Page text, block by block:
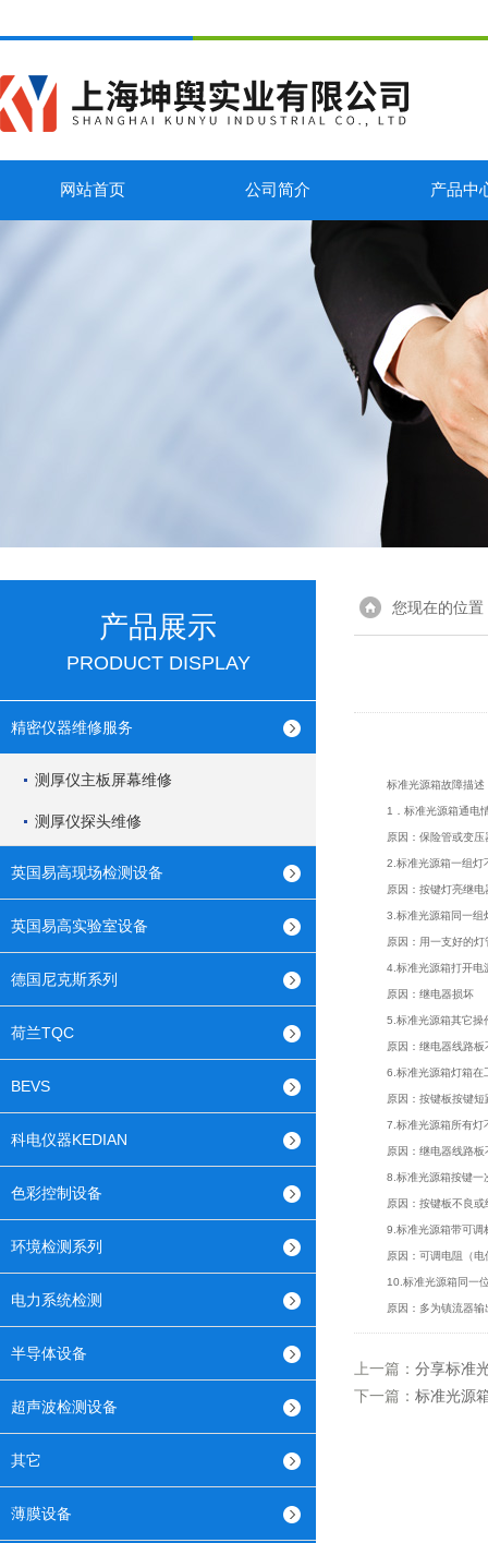
网站首页 公司简介 产品中
产品展示
PRODUCT DISPLAY
精密仪器维修服务
测厚仪主板屏幕维修
测厚仪探头维修
英国易高现场检测设备
英国易高实验室设备
德国尼克斯系列
荷兰TQC
BEVS
科电仪器KEDIAN
色彩控制设备
环境检测系列
电力系统检测
半导体设备
超声波检测设备
其它
薄膜设备
您现在的位置
标准光源箱故障描述
1． 标准光源箱通电
原因：保险管或变压
2. 标准光源箱一组灯
原因：按键灯亮继电器
3. 标准光源箱同一组
原因：用一支好的灯
4. 标准光源箱打开电
原因：继电器损坏
5. 标准光源箱其它操
原因：继电器线路板
6. 标准光源箱灯箱在
原因：按键板按键短
7. 标准光源箱所有灯
原因：继电器线路板
8. 标准光源箱按键一
原因：按键板不良或
9. 标准光源箱带可调
原因：可调电阻（电
10. 标准光源箱同一
原因：多为镇流器输
上一篇： 分享标准
下一篇： 标准光源